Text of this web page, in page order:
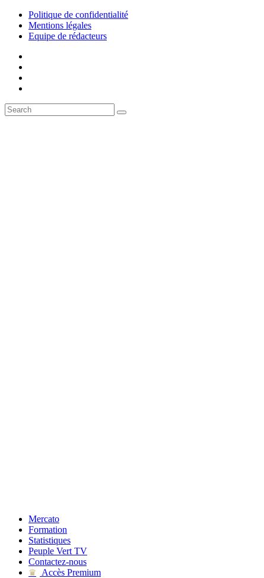
Politique de confidentialité
Mentions légales
Equipe de rédacteurs
Mercato
Formation
Statistiques
Peuple Vert TV
Contactez-nous
♛
Accès Premium